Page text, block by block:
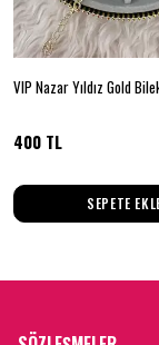
VIP Nazar Yıldız Gold
400 TL
SEPETE